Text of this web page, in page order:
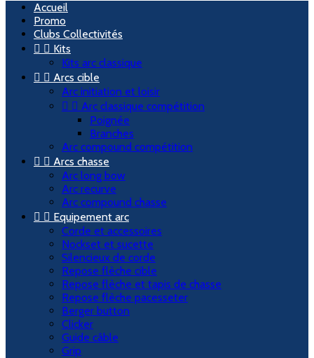
Accueil
Promo
Clubs Collectivités
  Kits
Kits arc classique
  Arcs cible
Arc initiation et loisir
  Arc classique compétition
Poignée
Branches
Arc compound compétition
  Arcs chasse
Arc long bow
Arc recurve
Arc compound chasse
  Equipement arc
Corde et accessoires
Nockset et sucette
Silencieux de corde
Repose flèche cible
Repose flèche et tapis de chasse
Repose flèche pacesseter
Berger button
Clicker
Guide câble
Grip